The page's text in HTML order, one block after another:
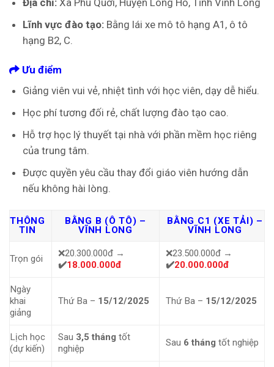
Lĩnh vực đào tạo: Bằng lái xe mô tô hạng A1, ô tô
hạng B2, C.
Ưu điểm
Giảng viên vui vẻ, nhiệt tình với học viên, dạy dễ hiểu.
Học phí tương đối rẻ, chất lượng đào tạo cao.
Hỗ trợ học lý thuyết tại nhà với phần mềm học riêng
của trung tâm.
Được quyền yêu cầu thay đổi giáo viên hướng dẫn
nếu không hài lòng.
THÔNG
TIN
BẰNG B (Ô TÔ) –
VĨNH LONG
BẰNG C1 (XE TẢI) –
VĨNH LONG
Trọn gói
❌20.300.000đ →
✔️18.000.000đ
❌23.500.000đ →
✔️20.000.000đ
Ngày
khai
giảng
Thứ Ba – 15/12/2025 Thứ Ba – 15/12/2025
Lịch học
(dự kiến)
Sau 3,5 tháng tốt
nghiệp
Sau 6 tháng tốt nghiệp